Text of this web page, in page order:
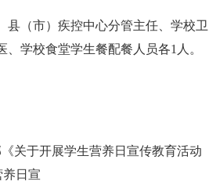
（市）疾控中心分管主任、学校卫
学校食堂学生餐配餐人员各1人。
关于开展学生营养日宣传教育活动
日宣